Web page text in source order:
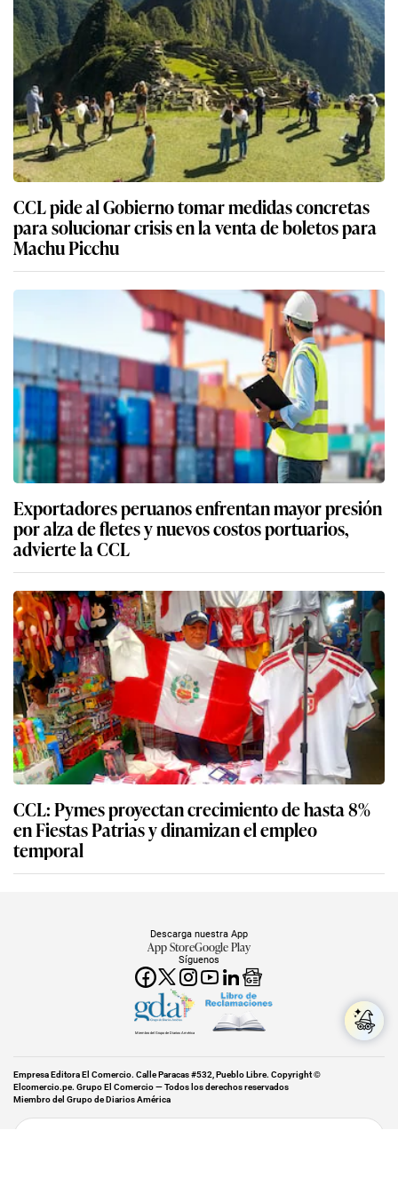
CCL pide al Gobierno tomar medidas concretas
para solucionar crisis en la venta de boletos para
Machu Picchu
Exportadores peruanos enfrentan mayor presión
por alza de fletes y nuevos costos portuarios,
advierte la CCL
CCL: Pymes proyectan crecimiento de hasta 8%
en Fiestas Patrias y dinamizan el empleo
temporal
Síguenos
Descarga nuestra App
App StoreGoogle Play
Miembro del Grupo de Diarios América
Empresa Editora El Comercio. Calle Paracas #532, Pueblo Libre. Copyright ©
Elcomercio.pe. Grupo El Comercio — Todos los derechos reservados
Miembro del Grupo de Diarios América